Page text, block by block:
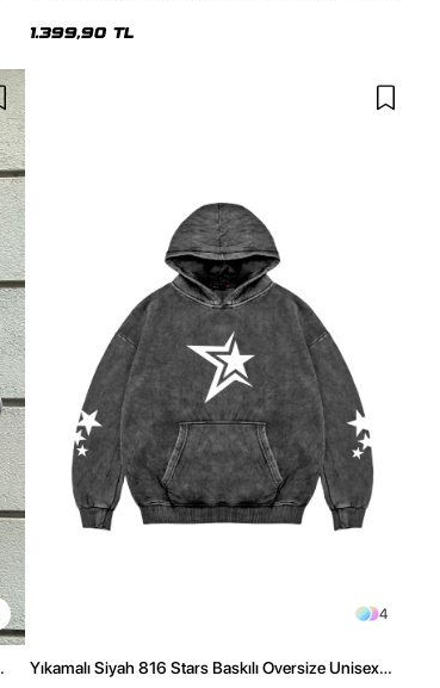
1.399,90 TL
4
Yıkamalı Siyah 816 Stars Baskılı Oversize Unisex